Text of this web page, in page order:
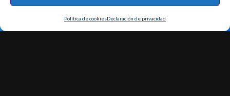
Política de cookiesDeclaración de privacidad